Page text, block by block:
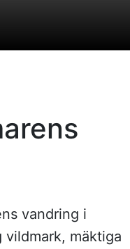
vandring i
vildmark, mäktiga